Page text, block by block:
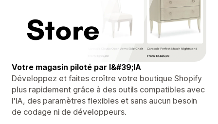
Votre magasin piloté par l&#39;IA
Développez et faites croître votre boutique Shopify
plus rapidement grâce à des outils compatibles avec
l'IA, des paramètres flexibles et sans aucun besoin
de codage ni de développeurs.